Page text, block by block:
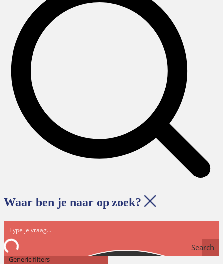
Waar ben je naar op zoek?
Search
Generic filters